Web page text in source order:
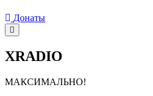
Донаты
XRADIO
МАКСИМАЛЬНО!